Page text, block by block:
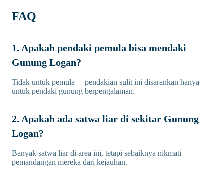
FAQ
1. Apakah pendaki pemula bisa mendaki
Gunung Logan?
Tidak untuk pemula —pendakian sulit ini disarankan hanya
untuk pendaki gunung berpengalaman.
2. Apakah ada satwa liar di sekitar Gunung
Logan?
Banyak satwa liar di area ini, tetapi sebaiknya nikmati
pemandangan mereka dari kejauhan.